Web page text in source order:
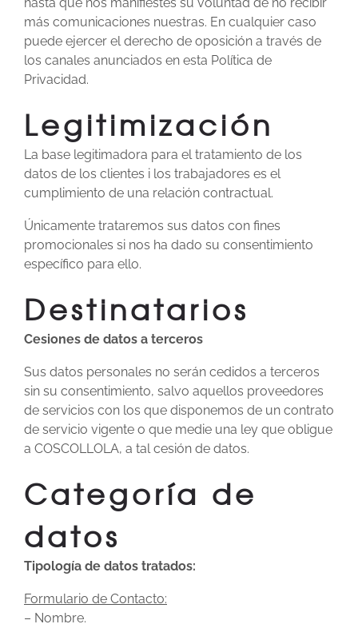
más comunicaciones nuestras. En cualquier caso
puede ejercer el derecho de oposición a través de
los canales anunciados en esta Política de
Privacidad.
Legitimización
La base legitimadora para el tratamiento de los
datos de los clientes i los trabajadores es el
cumplimiento de una relación contractual.
Únicamente trataremos sus datos con fines
promocionales si nos ha dado su consentimiento
específico para ello.
Destinatarios
Cesiones de datos a terceros
Sus datos personales no serán cedidos a terceros
sin su consentimiento, salvo aquellos proveedores
de servicios con los que disponemos de un contrato
de servicio vigente o que medie una ley que obligue
a COSCOLLOLA, a tal cesión de datos.
Categoría de
datos
Tipología de datos tratados:
Formulario de Contacto:
– Nombre.